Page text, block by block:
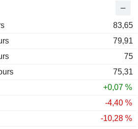
83,65
79,91
75
75,31
+0,07 %
-4,40 %
-10,28 %
-22,51 %
+4,73 %
%
%